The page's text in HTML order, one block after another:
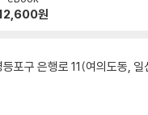
원
포구 은행로 11(여의도동, 일